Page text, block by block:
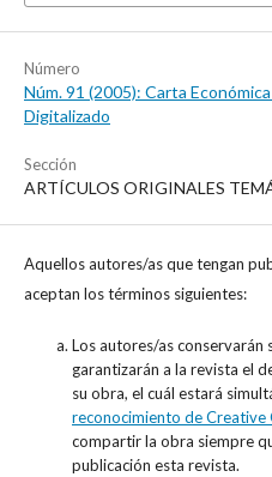
Número
Núm. 91 (2005): Carta
Digitalizado
Sección
ARTÍCULOS ORIGINALES
Aquellos autores/as que tengan
aceptan los términos siguientes:
Los autores/as conservarán
garantizarán a la revista el
su obra, el cuál estará
reconocimiento de Creative
compartir la obra siempre
publicación esta revista.